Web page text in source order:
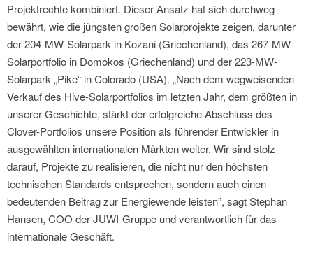
Projektrechte kombiniert. Dieser Ansatz hat sich durchweg
bewährt, wie die jüngsten großen Solarprojekte zeigen, darunter
der 204-MW-Solarpark in Kozani (Griechenland), das 267-MW-
Solarportfolio in Domokos (Griechenland) und der 223-MW-
Solarpark „Pike“ in Colorado (USA). „Nach dem wegweisenden
Verkauf des Hive-Solarportfolios im letzten Jahr, dem größten in
unserer Geschichte, stärkt der erfolgreiche Abschluss des
Clover-Portfolios unsere Position als führender Entwickler in
ausgewählten internationalen Märkten weiter. Wir sind stolz
darauf, Projekte zu realisieren, die nicht nur den höchsten
technischen Standards entsprechen, sondern auch einen
bedeutenden Beitrag zur Energiewende leisten”, sagt Stephan
Hansen, COO der JUWI-Gruppe und verantwortlich für das
internationale Geschäft.